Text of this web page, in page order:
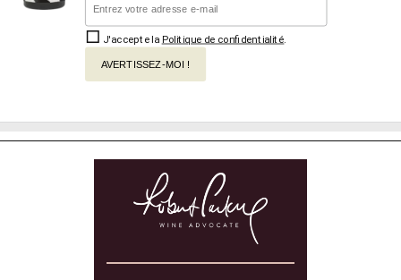
J'accepte la Politique de confidentialité
AVERTISSEZ-MOI !